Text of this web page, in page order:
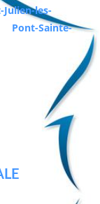
Julien-les-
Pont-Sainte-